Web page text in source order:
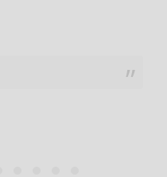
vorrei tornare a
fammi sapere.